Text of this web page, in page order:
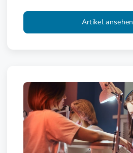
Artikel ansehen